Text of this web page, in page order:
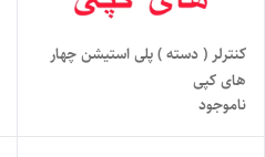
کنترلر ( دسته ) پلی استیشن چهار
های کپی
ناموجود